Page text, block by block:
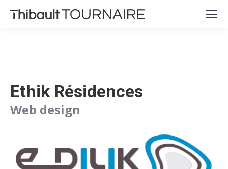
Ethik Résidences
Web design